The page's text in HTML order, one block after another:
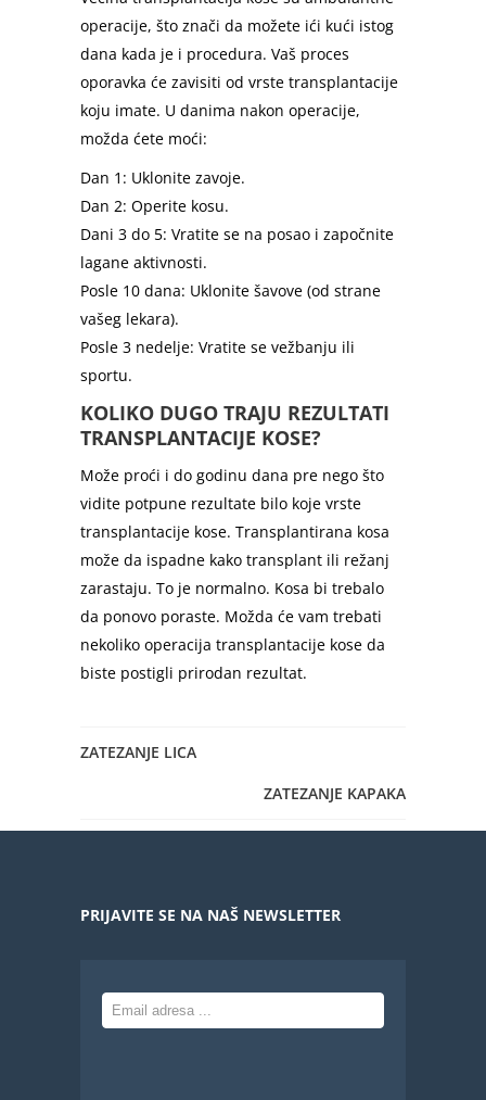
operacije, što znači da možete ići kući istog
dana kada je i procedura. Vaš proces
oporavka će zavisiti od vrste transplantacije
koju imate. U danima nakon operacije,
možda ćete moći:
Dan 1: Uklonite zavoje.
Dan 2: Operite kosu.
Dani 3 do 5: Vratite se na posao i započnite
lagane aktivnosti.
Posle 10 dana: Uklonite šavove (od strane
vašeg lekara).
Posle 3 nedelje: Vratite se vežbanju ili
sportu.
KOLIKO DUGO TRAJU REZULTATI
TRANSPLANTACIJE KOSE?
Može proći i do godinu dana pre nego što
vidite potpune rezultate bilo koje vrste
transplantacije kose. Transplantirana kosa
može da ispadne kako transplant ili režanj
zarastaju. To je normalno. Kosa bi trebalo
da ponovo poraste. Možda će vam trebati
nekoliko operacija transplantacije kose da
biste postigli prirodan rezultat.
ZATEZANJE LICA
ZATEZANJE KAPAKA
PRIJAVITE SE NA NAŠ NEWSLETTER